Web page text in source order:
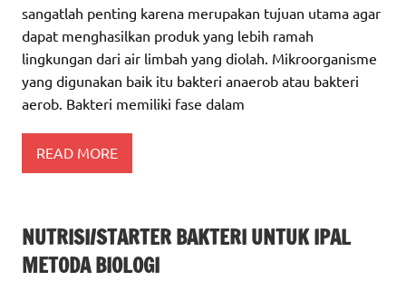
sangatlah penting karena merupakan tujuan utama agar
dapat menghasilkan produk yang lebih ramah
lingkungan dari air limbah yang diolah. Mikroorganisme
yang digunakan baik itu bakteri anaerob atau bakteri
aerob. Bakteri memiliki fase dalam
READ MORE
NUTRISI/STARTER BAKTERI UNTUK IPAL
METODA BIOLOGI